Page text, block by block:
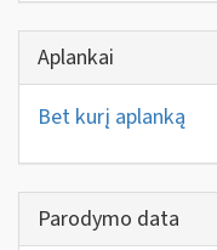
Aplankai
Bet kurį aplanką
Parodymo data